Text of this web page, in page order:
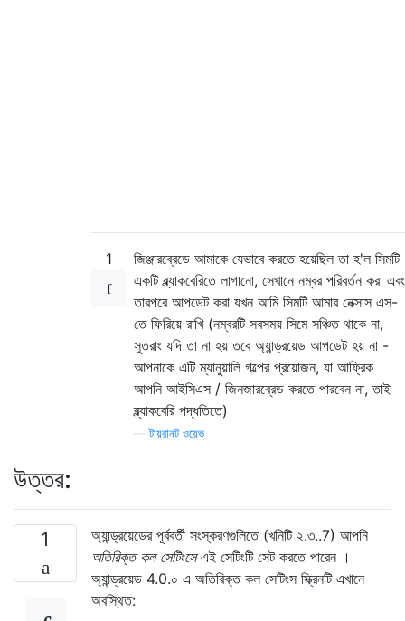
1
জিঞ্জারব্রেডে আমাকে যেভাবে করতে হয়েছিল তা হ'ল সিমটি
একটি ব্ল্যাকবেরিতে লাগানো, সেখানে নম্বর পরিবর্তন করা এবং
তারপরে আপডেট করা যখন আমি সিমটি আমার নেক্সাস এস-
তে ফিরিয়ে রাখি (নম্বরটি সবসময় সিমে সঞ্চিত থাকে না,
সুতরাং যদি তা না হয় তবে অ্যান্ড্রয়েড আপডেট হয় না -
আপনাকে এটি ম্যানুয়ালি গল্পের প্রয়োজন, যা আফ্রিক
আপনি আইসিএস / জিনজারব্রেড করতে পারবেন না, তাই
ব্ল্যাকবেরি পদ্ধতিতে)
—টায়রানট ওয়েভ
উত্তর:
1
অ্যান্ড্রয়েডের পূর্ববর্তী সংস্করণগুলিতে (খনিটি ২.৩..7) আপনি
অতিরিক্ত কল সেটিংসেএই সেটিংটি সেট করতে পারেন ।
অ্যান্ড্রয়েড 4.0.০ এ অতিরিক্ত কল সেটিংস স্ক্রিনটি এখানে
অবস্থিত: